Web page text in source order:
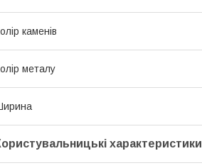
каменів
металу
характеристики